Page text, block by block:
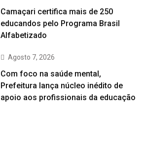
Camaçari certifica mais de 250
educandos pelo Programa Brasil
Alfabetizado
Agosto 7, 2026
Com foco na saúde mental,
Prefeitura lança núcleo inédito de
apoio aos profissionais da educação